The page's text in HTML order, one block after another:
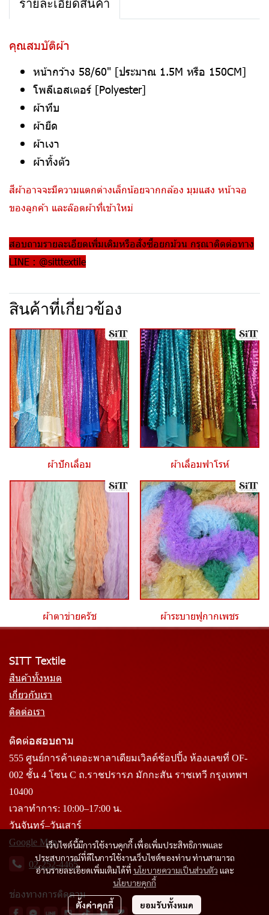
รายละเอียดสินค้า
คุณสมบัติผ้า
หน้ากว้าง 58/60" [ประมาณ 1.5M หรือ 150CM]
โพลีเอสเตอร์ [Polyester]
ผ้าทึบ
ผ้ายืด
ผ้าเงา
ผ้าทิ้งตัว
สีผ้าอาจจะมีความแตกต่างเล็กน้อยจากกล้อง มุมแสง หน้าจอ
ของลูกค้า และล๊อตผ้าที่เข้าใหม่
สอบถามรายละเอียดเพิ่มเติมหรือสั่งซื้อยกม้วน กรุณาติดต่อทาง
LINE : @sitttextile
สินค้าที่เกี่ยวข้อง
ผ้าปักเลื่อม ผ้าเลื่อมฟาโรห์
ผ้าตาข่ายครัช ผ้าระบายฟูกากเพชร
เว็บไซต์นี้มีการใช้งานคุกกี้ เพื่อเพิ่มประสิทธิภาพและ
ประสบการณ์ที่ดีในการใช้งานเว็บไซต์ของท่าน ท่านสามารถ
อ่านรายละเอียดเพิ่มเติมได้ที่ นโยบายความเป็นส่วนตัว และ
นโยบายคุกกี้
ตั้งค่าคุกกี้ ยอมรับทั้งหมด
SITT Textile
สินค้าทั้งหมด
เกี่ยวกับเรา
ติดต่อเรา
ติดต่อสอบถาม
555 ศูนย์การค้าเดอะพาลาเดียมเวิลด์ช้อปปิ้ง ห้องเลขที่ OF-
002 ชั้น 4 โซน C ถ.ราชปรารภ มักกะสัน ราชเทวี กรุงเทพฯ
10400
เวลาทำการ: 10:00–17:00 น.
วันจันทร์–วันเสาร์
Google Map
02-252-4465
ช่องทางการติดตาม